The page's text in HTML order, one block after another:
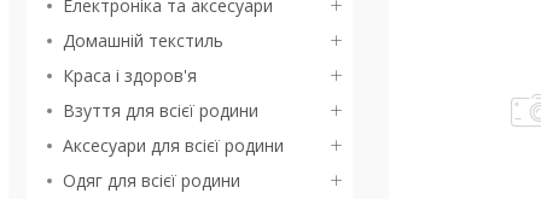
Електроніка та аксесуари
Домашній текстиль
Краса і здоров'я
Взуття для всієї родини
Аксесуари для всієї родини
Одяг для всієї родини